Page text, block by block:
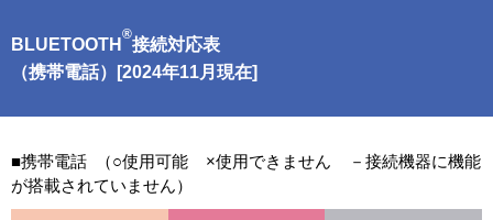
BLUETOOTH
®
接続対応表
（携帯電話）[2024年11月現在]
■携帯電話 （○使用可能 ×使用できません －接続機器に機能
が搭載されていません）